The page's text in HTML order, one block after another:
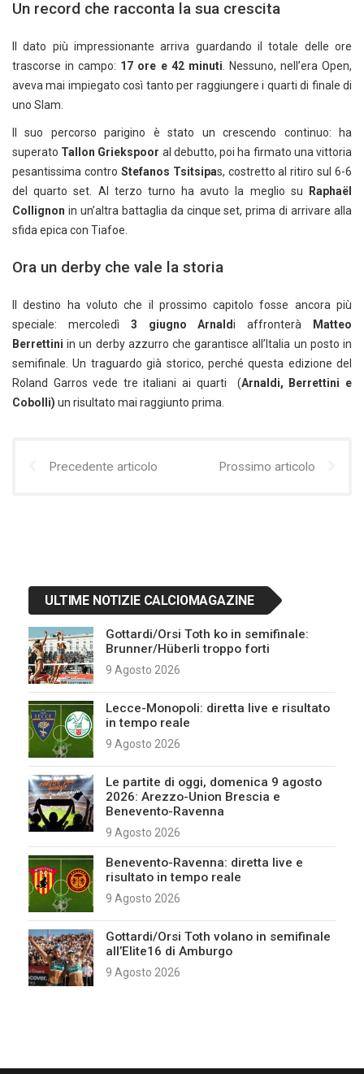
Un record che racconta la sua crescita
Il dato più impressionante arriva guardando il totale delle ore
trascorse in campo: 17 ore e 42 minuti . Nessuno, nell’era Open,
aveva mai impiegato così tanto per raggiungere i quarti di finale di
uno Slam.
Il suo percorso parigino è stato un crescendo continuo: ha
superato Tallon Griekspoor al debutto, poi ha firmato una vittoria
pesantissima contro Stefanos Tsitsipas, costretto al ritiro sul 6-6
del quarto set. Al terzo turno ha avuto la meglio su Raphaël
Collignon in un’altra battaglia da cinque set, prima di arrivare alla
sfida epica con Tiafoe.
Ora un derby che vale la storia
Il destino ha voluto che il prossimo capitolo fosse ancora più
speciale: mercoledì 3 giugno Arnaldi affronterà
Matteo
Berrettini in un derby azzurro che garantisce all’Italia un posto in
semifinale. Un traguardo già storico, perché questa edizione del
Roland Garros vede tre italiani ai quarti (Arnaldi, Berrettini e
Cobolli) un risultato mai raggiunto prima.
Precedente articolo Prossimo articolo
ULTIME NOTIZIE CALCIOMAGAZINE
Gottardi/Orsi Toth ko in semifinale:
Brunner/Hüberli troppo forti
9 Agosto 2026
Lecce-Monopoli: diretta live e risultato
in tempo reale
9 Agosto 2026
Le partite di oggi, domenica 9 agosto
2026: Arezzo-Union Brescia e
Benevento-Ravenna
9 Agosto 2026
Benevento-Ravenna: diretta live e
risultato in tempo reale
9 Agosto 2026
Gottardi/Orsi Toth volano in semifinale
all’Elite16 di Amburgo
9 Agosto 2026